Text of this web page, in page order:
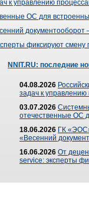
к управлению
ОС для
документооборот
фиксируют
NNIT.RU: последние
04.08.2026
задач к управлению
03.07.2026
отечественные ОС
18.06.2026 ГК
«Весенний
16.06.2026 От
service: эксперты